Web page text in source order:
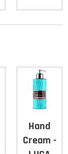
Hand
Cream -